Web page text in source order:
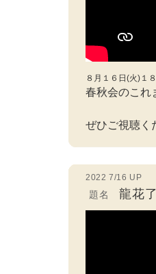
８月１６日(火)１
春秋会のこれ
ぜひご視聴く
2022 7/16 UP
題名 龍花